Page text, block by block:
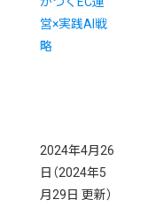
営×実践AI戦
略
2024年4月26
日 （2024年5
月29日 更新）